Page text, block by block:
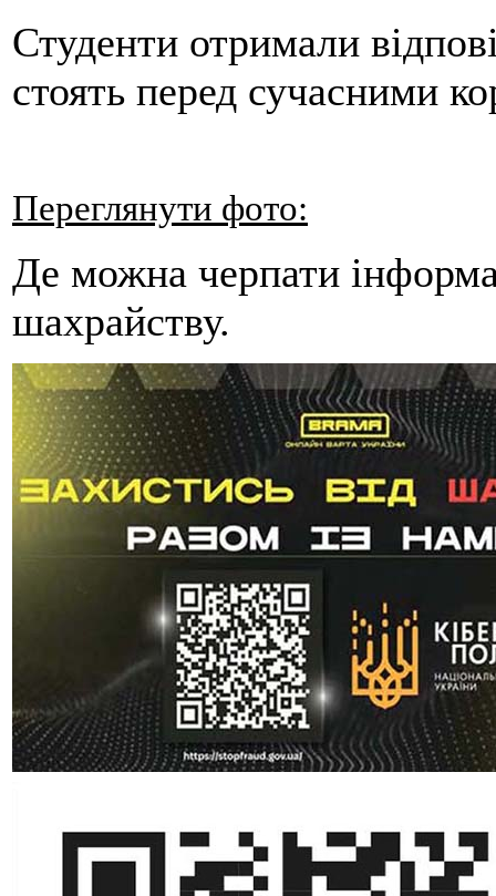
Студенти отримали
стоять перед сучасними
Переглянути фото:
Де можна черпати
шахрайству.